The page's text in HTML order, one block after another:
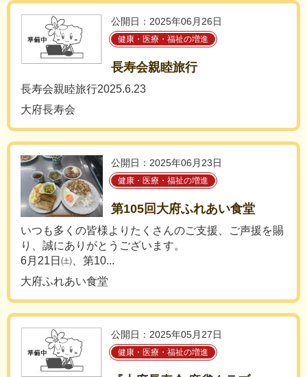
公開日：2025年06月26日
健康・医療・福祉の増進
長寿会親睦旅行
長寿会親睦旅行2025.6.23
大府長寿会
公開日：2025年06月23日
健康・医療・福祉の増進
第105回大府ふれあい食堂
いつも多くの皆様よりたくさんのご支援、ご声援を賜
り、誠にありがとうございます。
6月21日㈯、第10...
大府ふれあい食堂
公開日：2025年05月27日
健康・医療・福祉の増進